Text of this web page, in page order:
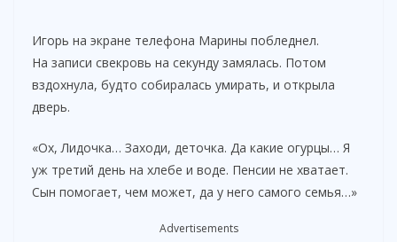
Игорь на экране телефона Марины побледнел.
На записи свекровь на секунду замялась. Потом
вздохнула, будто собиралась умирать, и открыла
дверь.
«Ох, Лидочка… Заходи, деточка. Да какие огурцы… Я
уж третий день на хлебе и воде. Пенсии не хватает.
Сын помогает, чем может, да у него самого семья…»
Advertisements